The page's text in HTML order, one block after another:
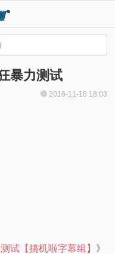
暴力测试
2016-11-18 18:03
试【搞机啦字幕组】 》